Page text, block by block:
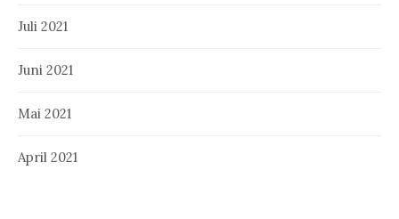
Juli 2021
Juni 2021
Mai 2021
April 2021